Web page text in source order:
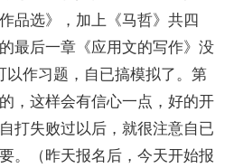
品选》，加上《马哲》共四
最后一章《应用文的写作》没
作习题，自已搞模拟了。第
，这样会有信心一点，好的开
打失败过以后，就很注意自已
。（昨天报名后，今天开始报